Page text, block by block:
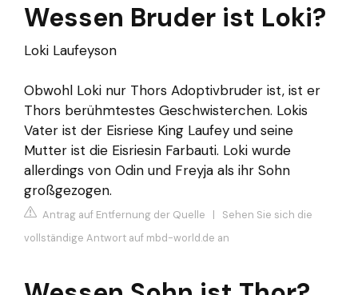
Wessen Bruder ist Loki?
Loki Laufeyson
Obwohl Loki nur Thors Adoptivbruder ist, ist er
Thors berühmtestes Geschwisterchen. Lokis
Vater ist der Eisriese King Laufey und seine
Mutter ist die Eisriesin Farbauti. Loki wurde
allerdings von Odin und Freyja als ihr Sohn
großgezogen.
Antrag auf Entfernung der Quelle | Sehen Sie sich die
vollständige Antwort auf mbd-world.de an